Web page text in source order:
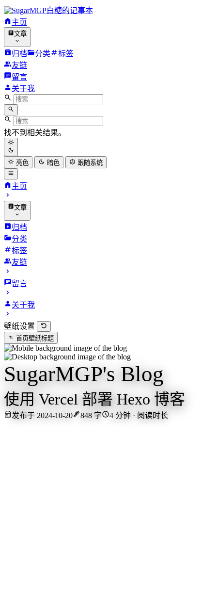
白糖的记事本
主页
文章
归档 分类
标签
友链
留言
关于我
找不到相关结果。
亮色 暗色 跟随系统
主页
文章
归档
分类
标签
友链
留言
关于我
壁纸设置
首页壁纸标题
SugarMGP's Blog
使用 Vercel 部署 Hexo 博客
发布于 2024-10-20 848 字 4 分钟 · 阅读时长